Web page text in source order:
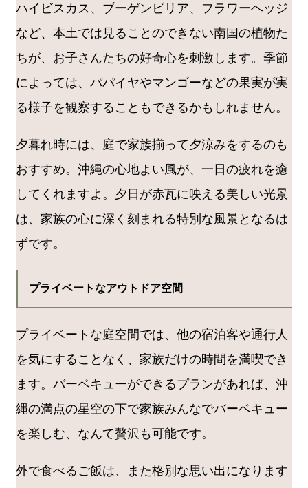
ハイビスカス、ブーゲンビリア、フラワーヘッジ
など、本土では見ることのできない南国の植物た
ちが、お子さんたちの好奇心を刺激します。季節
によっては、パパイヤやマンゴーなどの果実が実
る様子を観察することもできるかもしれません。
夕暮れ時には、庭で家族揃って夕涼みをするのも
おすすめ。沖縄の心地よい風が、一日の疲れを癒
してくれますよ。夕日が赤瓦に映える美しい光景
は、家族の心に深く刻まれる特別な風景となるは
ずです。
プライベートなアウトドア空間
プライベートな庭空間では、他の宿泊客や通行人
を気にすることなく、家族だけの時間を満喫でき
ます。バーベキューができるプランがあれば、沖
縄の満点の星空の下で家族みんなでバーベキュー
を楽しむ、なんて贅沢も可能です。
外で食べるご飯は、また格別な思い出になります